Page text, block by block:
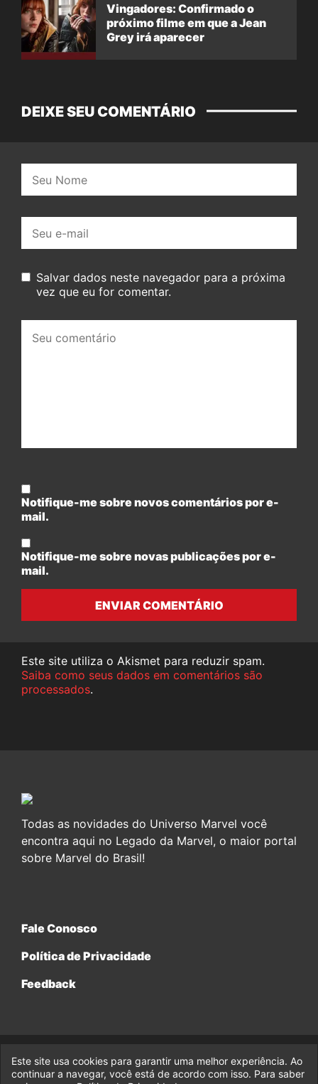
Vingadores: Confirmado o
próximo filme em que a Jean
Grey irá aparecer
DEIXE SEU COMENTÁRIO
mail:
Salvar dados neste navegador para a próxima
vez que eu for comentar.
comentário:
Notifique-me sobre novos comentários por e-
mail.
Notifique-me sobre novas publicações por e-
mail.
ENVIAR COMENTÁRIO
Este site utiliza o Akismet para reduzir spam.
Saiba como seus dados em comentários são
processados.
Todas as novidades do Universo Marvel você
encontra aqui no Legado da Marvel, o maior portal
sobre Marvel do Brasil!
Fale Conosco
Política de Privacidade
Feedback
© 2017-2026 Legado da Marvel, uma empresa da Legado
Enterprises.
Este site usa cookies para garantir uma melhor experiência. Ao
continuar a navegar, você está de acordo com isso. Para saber